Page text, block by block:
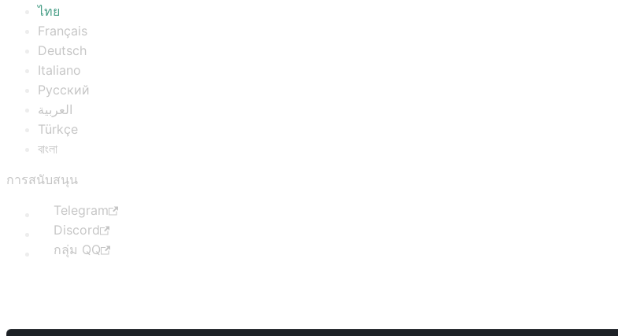
ไทย
Français
Deutsch
Italiano
Русский
العربية
Türkçe
বাংলা
การสนับสนุน
Telegram
Discord
กลุ่ม QQ